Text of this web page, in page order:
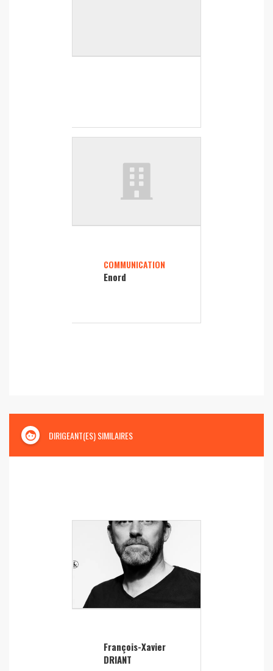
COMMUNICATION
Enord
face DIRIGEANT(ES) SIMILAIRES
François-Xavier
DRIANT